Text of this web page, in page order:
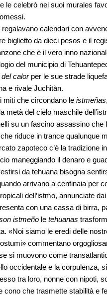
le celebrò nei suoi murales
calendari con
biglietto da dieci pesos e il
che è il vero inno
del municipio di
calor per le sue strade
e rivale Juchitàn.
miti che circondano le istmeñas
metà del cielo maschile
su un fascino assassino
riduce in trance qualunque
zapoteco c’è la tradizione
maneggiando il denaro e
da tehuana bisogna
arrivano a centinaia per
dell’istmo, annunciate
con una cassa di birra,
istmeño le tehuanas
«Noi siamo le eredi delle
commentano
si muovono come
occidentale e la corpulenza,
tra loro, nonne con nipoti,
cono che trasmette stabilità e